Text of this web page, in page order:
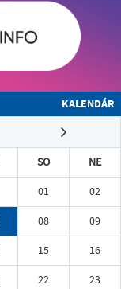
KALENDÁR
SO
NE
01
02
08
09
15
16
22
23